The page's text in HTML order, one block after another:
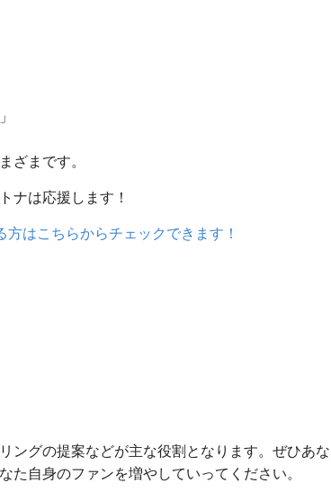
ざまです。
ナは応援します！
方はこちらからチェックできます！
ングの提案などが主な役割となります。ぜひあな
た自身のファンを増やしていってください。